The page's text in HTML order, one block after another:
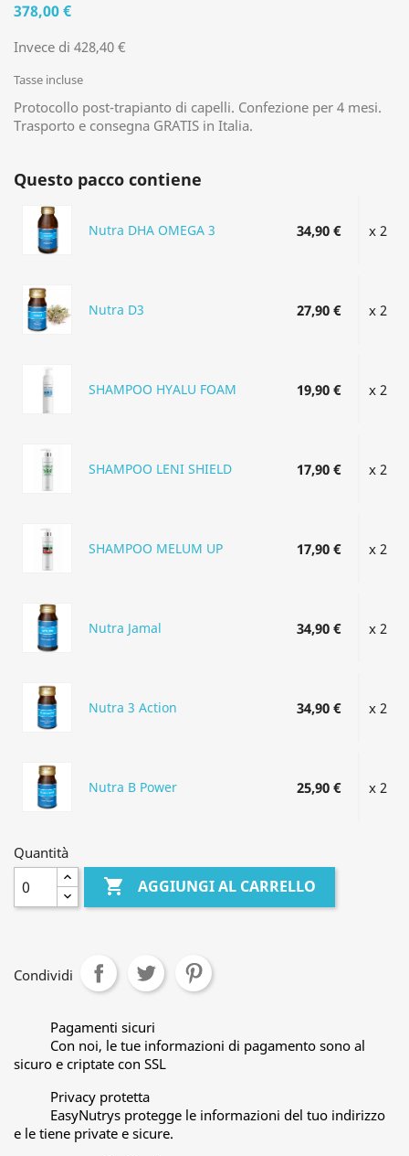
378,00 €
Invece di 428,40 €
Tasse incluse
Protocollo post-trapianto di capelli. Confezione per 4 mesi.
Trasporto e consegna GRATIS in Italia.
Questo pacco contiene
Nutra DHA OMEGA 3 34,90 € x 2
Nutra D3 27,90 € x 2
SHAMPOO HYALU FOAM 19,90 € x 2
SHAMPOO LENI SHIELD 17,90 € x 2
SHAMPOO MELUM UP 17,90 € x 2
Nutra Jamal 34,90 € x 2
Nutra 3 Action 34,90 € x 2
Nutra B Power 25,90 € x 2
Quantità
 AGGIUNGI AL CARRELLO
Condividi
Pagamenti sicuri
Con noi, le tue informazioni di pagamento sono al
sicuro e criptate con SSL
Privacy protetta
EasyNutrys protegge le informazioni del tuo indirizzo
e le tiene private e sicure.